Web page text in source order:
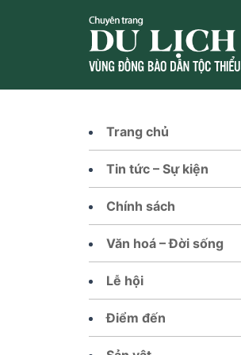
Trang chủ
Tin tức – Sự kiện
Chính sách
Văn hoá – Đời sống
Lễ hội
Điểm đến